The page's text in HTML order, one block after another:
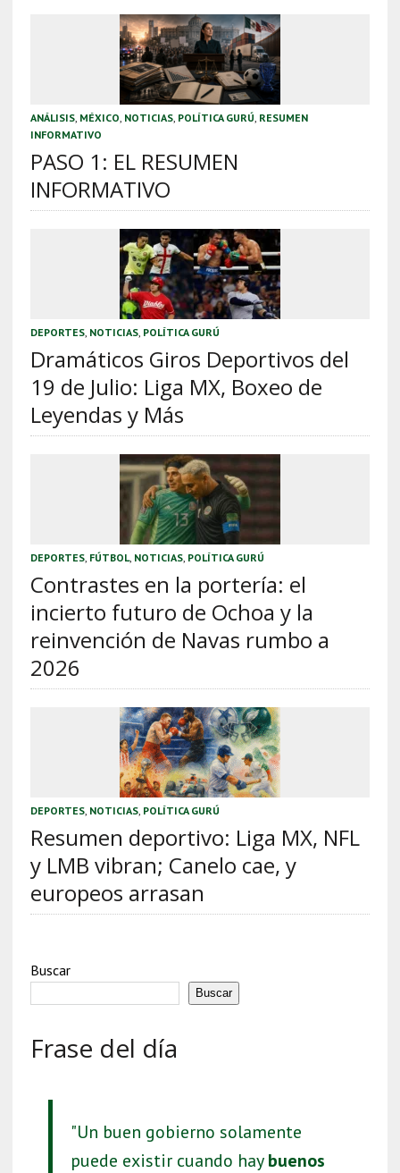
ANÁLISIS, MÉXICO NOTICIAS, POLÍTICA GURÚ RESUMEN
INFORMATIVO
PASO 1: EL RESUMEN
INFORMATIVO
DEPORTES, NOTICIAS, POLÍTICA GURÚ
Dramáticos Giros Deportivos del
19 de Julio: Liga MX, Boxeo de
Leyendas y Más
DEPORTES, FÚTBOL, NOTICIAS, POLÍTICA GURÚ
Contrastes en la portería: el
incierto futuro de Ochoa y la
reinvención de Navas rumbo a
2026
DEPORTES, NOTICIAS, POLÍTICA GURÚ
Resumen deportivo: Liga MX, NFL
y LMB vibran; Canelo cae, y
europeos arrasan
Buscar
Buscar
Frase del día
"Un buen gobierno solamente
puede existir cuando haybuenos